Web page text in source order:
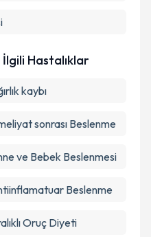
Hastalıklar
kaybı
sonrası Beslenme
ve Bebek Beslenmesi
Beslenme
Oruç Diyeti